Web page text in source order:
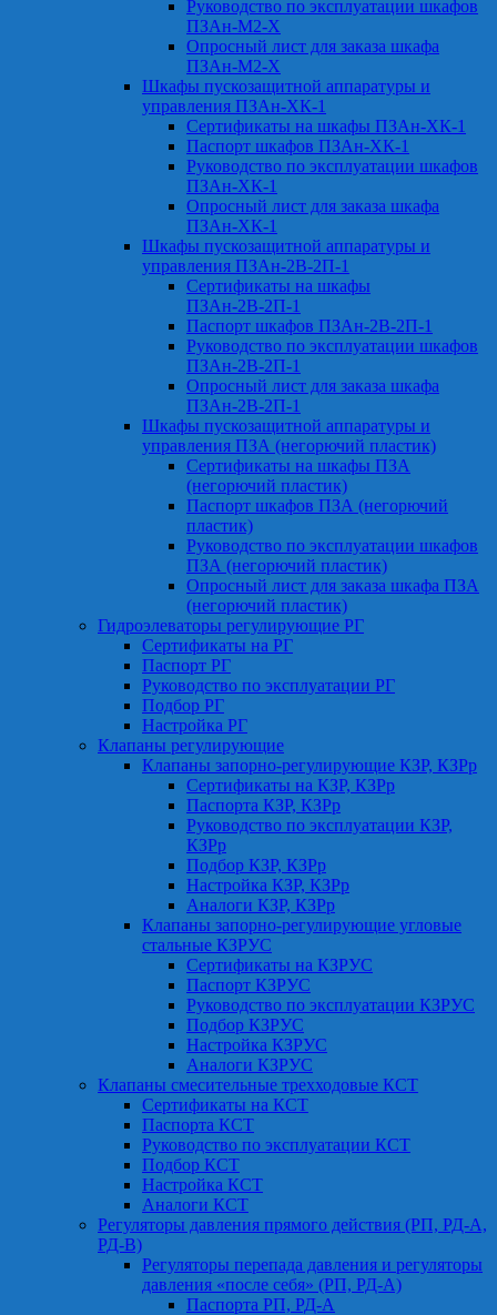
Руководство по эксплуатации шкафов
ПЗАн-М2-Х
Опросный лист для заказа шкафа
ПЗАн-М2-Х
Шкафы пускозащитной аппаратуры и
управления ПЗАн-ХК-1
Сертификаты на шкафы ПЗАн-ХК-1
Паспорт шкафов ПЗАн-ХК-1
Руководство по эксплуатации шкафов
ПЗАн-ХК-1
Опросный лист для заказа шкафа
ПЗАн-ХК-1
Шкафы пускозащитной аппаратуры и
управления ПЗАн-2В-2П-1
Сертификаты на шкафы
ПЗАн-2В-2П-1
Паспорт шкафов ПЗАн-2В-2П-1
Руководство по эксплуатации шкафов
ПЗАн-2В-2П-1
Опросный лист для заказа шкафа
ПЗАн-2В-2П-1
Шкафы пускозащитной аппаратуры и
управления ПЗА (негорючий пластик)
Сертификаты на шкафы ПЗА
(негорючий пластик)
Паспорт шкафов ПЗА (негорючий
пластик)
Руководство по эксплуатации шкафов
ПЗА (негорючий пластик)
Опросный лист для заказа шкафа ПЗА
(негорючий пластик)
Гидроэлеваторы регулирующие РГ
Сертификаты на РГ
Паспорт РГ
Руководство по эксплуатации РГ
Подбор РГ
Настройка РГ
Клапаны регулирующие
Клапаны запорно-регулирующие КЗР, КЗРр
Сертификаты на КЗР, КЗРр
Паспорта КЗР, КЗРр
Руководство по эксплуатации КЗР,
КЗРр
Подбор КЗР, КЗРр
Настройка КЗР, КЗРр
Аналоги КЗР, КЗРр
Клапаны запорно-регулирующие угловые
стальные КЗРУС
Сертификаты на КЗРУС
Паспорт КЗРУС
Руководство по эксплуатации КЗРУС
Подбор КЗРУС
Настройка КЗРУС
Аналоги КЗРУС
Клапаны смесительные трехходовые КСТ
Сертификаты на КСТ
Паспорта КСТ
Руководство по эксплуатации КСТ
Подбор КСТ
Настройка КСТ
Аналоги КСТ
Регуляторы давления прямого действия (РП, РД-А,
РД-В)
Регуляторы перепада давления и регуляторы
давления «после себя» (РП, РД-А)
Паспорта РП, РД-А